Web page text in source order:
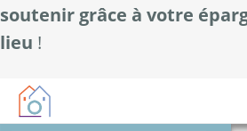
soutenir grâce à votre
lieu !